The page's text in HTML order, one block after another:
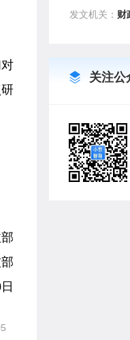
发文机关： 财
关注公